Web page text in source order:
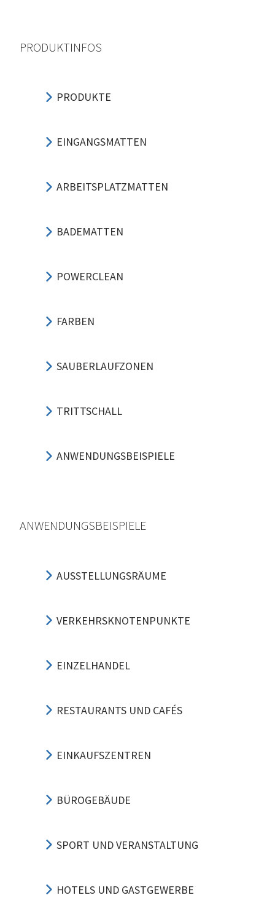
PRODUKTINFOS
PRODUKTE
EINGANGSMATTEN
ARBEITSPLATZMATTEN
BADEMATTEN
POWERCLEAN
FARBEN
SAUBERLAUFZONEN
TRITTSCHALL
ANWENDUNGSBEISPIELE
ANWENDUNGSBEISPIELE
AUSSTELLUNGSRÄUME
VERKEHRSKNOTENPUNKTE
EINZELHANDEL
RESTAURANTS UND CAFÉS
EINKAUFSZENTREN
BÜROGEBÄUDE
SPORT UND VERANSTALTUNG
HOTELS UND GASTGEWERBE